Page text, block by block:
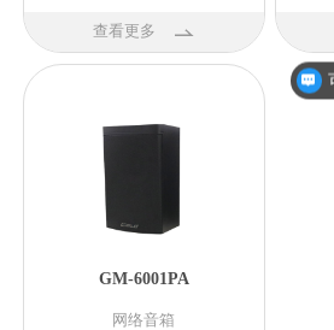
查看更多
GM-6001PA
网络音箱